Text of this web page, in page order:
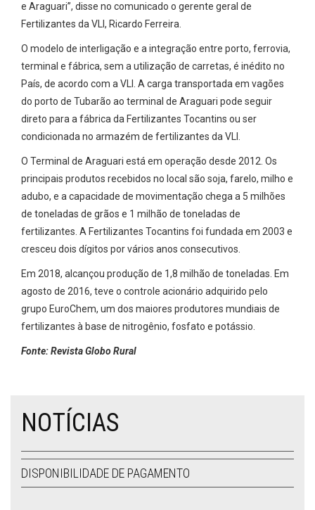
e Araguari”, disse no comunicado o gerente geral de
Fertilizantes da VLI, Ricardo Ferreira.
O modelo de interligação e a integração entre porto, ferrovia,
terminal e fábrica, sem a utilização de carretas, é inédito no
País, de acordo com a VLI. A carga transportada em vagões
do porto de Tubarão ao terminal de Araguari pode seguir
direto para a fábrica da Fertilizantes Tocantins ou ser
condicionada no armazém de fertilizantes da VLI.
O Terminal de Araguari está em operação desde 2012. Os
principais produtos recebidos no local são soja, farelo, milho e
adubo, e a capacidade de movimentação chega a 5 milhões
de toneladas de grãos e 1 milhão de toneladas de
fertilizantes. A Fertilizantes Tocantins foi fundada em 2003 e
cresceu dois dígitos por vários anos consecutivos.
Em 2018, alcançou produção de 1,8 milhão de toneladas. Em
agosto de 2016, teve o controle acionário adquirido pelo
grupo EuroChem, um dos maiores produtores mundiais de
fertilizantes à base de nitrogênio, fosfato e potássio.
Fonte: Revista Globo Rural
NOTÍCIAS
DISPONIBILIDADE DE PAGAMENTO